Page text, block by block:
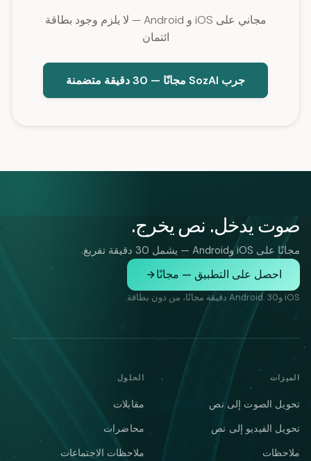
مجاني على iOS و Android — لا يلزم وجود بطاقة
ائتمان
جرب SozAI مجانًا — 30 دقيقة متضمنة
صوت يدخل. نص يخرج.
مجانًا على iOS وAndroid — يشمل 30 دقيقة تفريغ.
احصل على التطبيق — مجانًا
iOS وAndroid. 30 دقيقة مجانًا، من دون بطاقة.
الميزات
تحويل الصوت إلى نص
تحويل الفيديو إلى نص
ملاحظات
الحلول
مقابلات
محاضرات
ملاحظات الاجتماعات